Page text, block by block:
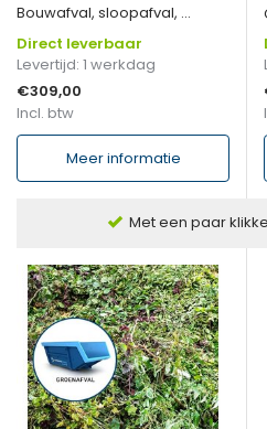
Bouwafval, sloopafval, ...
Direct leverbaar
Levertijd: 1 werkdag
€309,00
Incl. btw
Meer informatie
Met een paar